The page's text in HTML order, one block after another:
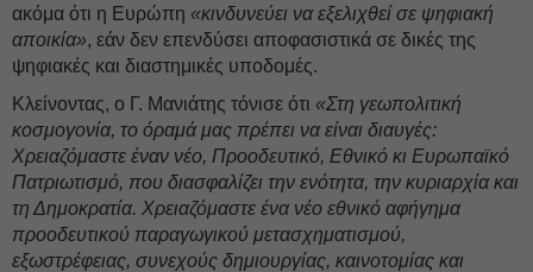
ακόμα ότι η Ευρώπη «κινδυνεύει να εξελιχθεί σε ψηφιακή
αποικία», εάν δεν επενδύσει αποφασιστικά σε δικές της
ψηφιακές και διαστημικές υποδομές.
Κλείνοντας, ο Γ. Μανιάτης τόνισε ότι «Στη γεωπολιτική
κοσμογονία, το όραμά μας πρέπει να είναι διαυγές:
Χρειαζόμαστε έναν νέο, Προοδευτικό, Εθνικό κι Ευρωπαϊκό
Πατριωτισμό, που διασφαλίζει την ενότητα, την κυριαρχία και
τη Δημοκρατία. Χρειαζόμαστε ένα νέο εθνικό αφήγημα
προοδευτικού παραγωγικού μετασχηματισμού,
εξωστρέφειας, συνεχούς δημιουργίας, καινοτομίας και